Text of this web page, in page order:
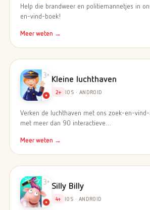
Help die brandweer en politiemannetjes in
en-vind-boek!
Meer weten →
Kleine luchthaven
2+ IOS · ANDROID
Verken de luchthaven met ons zoek-en-
met meer dan 90 interactieve…
Meer weten →
Silly Billy
4+ IOS · ANDROID